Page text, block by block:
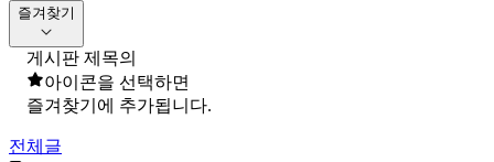
즐겨찾기
게시판 제목의
아이콘을 선택하면
즐겨찾기에 추가됩니다.
전체글